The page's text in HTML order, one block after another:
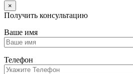
×
Получить консультацию
Ваше имя
Телефон